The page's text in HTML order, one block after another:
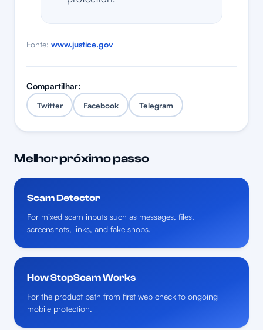
Fonte: www.justice.gov
Compartilhar:
Twitter
Facebook Telegram
Melhor próximo passo
Scam Detector
For mixed scam inputs such as messages, files,
screenshots, links, and fake shops.
How StopScam Works
For the product path from first web check to ongoing
mobile protection.